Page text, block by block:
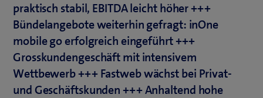
praktisch stabil, EBITDA leicht höher +++
Bündelangebote weiterhin gefragt: inOne
mobile go erfolgreich eingeführt +++
Grosskundengeschäft mit intensivem
Wettbewerb +++ Fastweb wächst bei Privat-
und Geschäftskunden +++ Anhaltend hohe